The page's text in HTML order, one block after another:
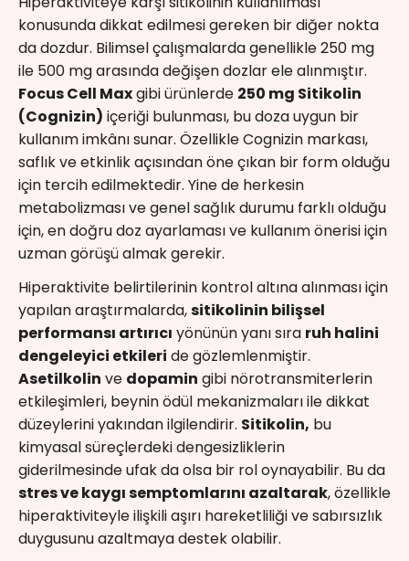
konusunda dikkat edilmesi gereken bir diğer nokta
da dozdur. Bilimsel çalışmalarda genellikle 250 mg
ile 500 mg arasında değişen dozlar ele alınmıştır.
Focus Cell Maxgibi ürünlerde 250 mg Sitikolin
(Cognizin) içeriği bulunması, bu doza uygun bir
kullanım imkânı sunar. Özellikle Cognizin markası,
saflık ve etkinlik açısından öne çıkan bir form olduğu
için tercih edilmektedir. Yine de herkesin
metabolizması ve genel sağlık durumu farklı olduğu
için, en doğru doz ayarlaması ve kullanım önerisi için
uzman görüşü almak gerekir.
Hiperaktivite belirtilerinin kontrol altına alınması için
yapılan araştırmalarda,sitikolinin bilişsel
performansı artırıcı yönünün yanı sıra ruh halini
dengeleyici etkileri de gözlemlenmiştir.
Asetilkolin ve dopamin gibi nörotransmiterlerin
etkileşimleri, beynin ödül mekanizmaları ile dikkat
düzeylerini yakından ilgilendirir. Sitikolin, bu
kimyasal süreçlerdeki dengesizliklerin
giderilmesinde ufak da olsa bir rol oynayabilir. Bu da
stres ve kaygı semptomlarını azaltarak, özellikle
hiperaktiviteyle ilişkili aşırı hareketliliği ve sabırsızlık
duygusunu azaltmaya destek olabilir.